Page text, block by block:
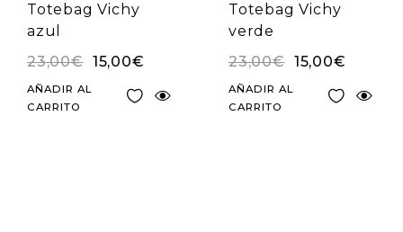
Totebag Vichy
azul
23,00€ 15,00€
AÑADIR AL
CARRITO
Totebag Vichy
verde
23,00€ 15,00€
AÑADIR AL
CARRITO